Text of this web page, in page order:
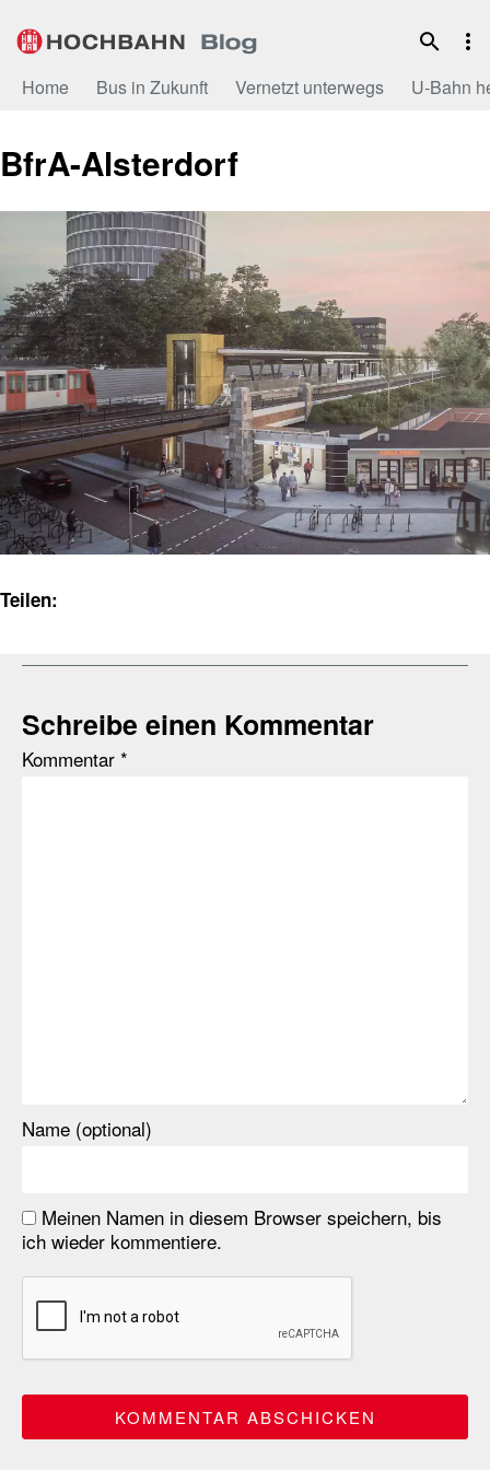
Inhalt
Home Bus in Zukunft Vernetzt unterwegs U-Bahn
BfrA-Alsterdorf
Teilen:
Schreibe einen Kommentar
Kommentar *
Name (optional)
Meinen Namen in diesem Browser speichern, bis
ich wieder kommentiere.